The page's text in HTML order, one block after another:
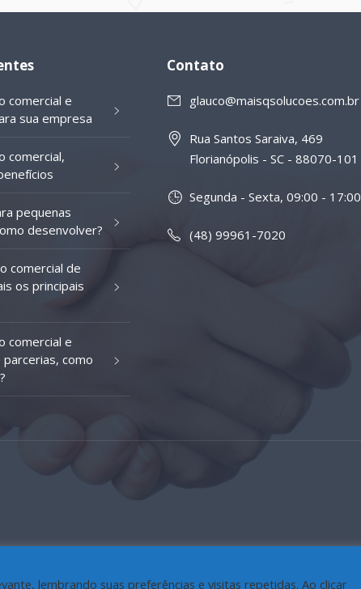
comercial e
sua empresa
comercial,
pequenas
desenvolver?
comercial de
os principais
comercial e
como
Contato
glauco@maisqsolucoes.com.br
Rua Santos Saraiva, 469
Florianópolis - SC - 88070-101
Segunda - Sexta, 09:00 - 17:00
(48) 99961-7020
lembrando suas preferências e visitas repetidas. Ao clicar